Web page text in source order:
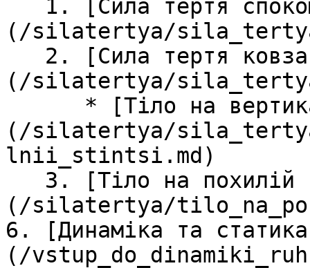
(/silatertya/
(/silatertya/
(/silatertya/
lnii_stintsi.md)
(/silatertya/
6. [Динамiка та
(/